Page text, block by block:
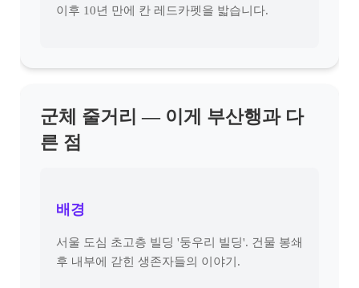
이후 10년 만에 칸 레드카펫을 밟습니다.
군체 줄거리 — 이게 부산행과 다
른 점
배경
서울 도심 초고층 빌딩 '둥우리 빌딩'. 건물 봉쇄
후 내부에 갇힌 생존자들의 이야기.